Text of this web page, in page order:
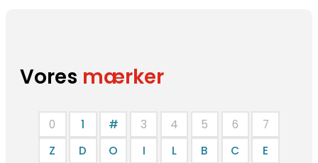
Vores mærker
0 1 # 3 4 5 6
7
Z
D O I L B C
E